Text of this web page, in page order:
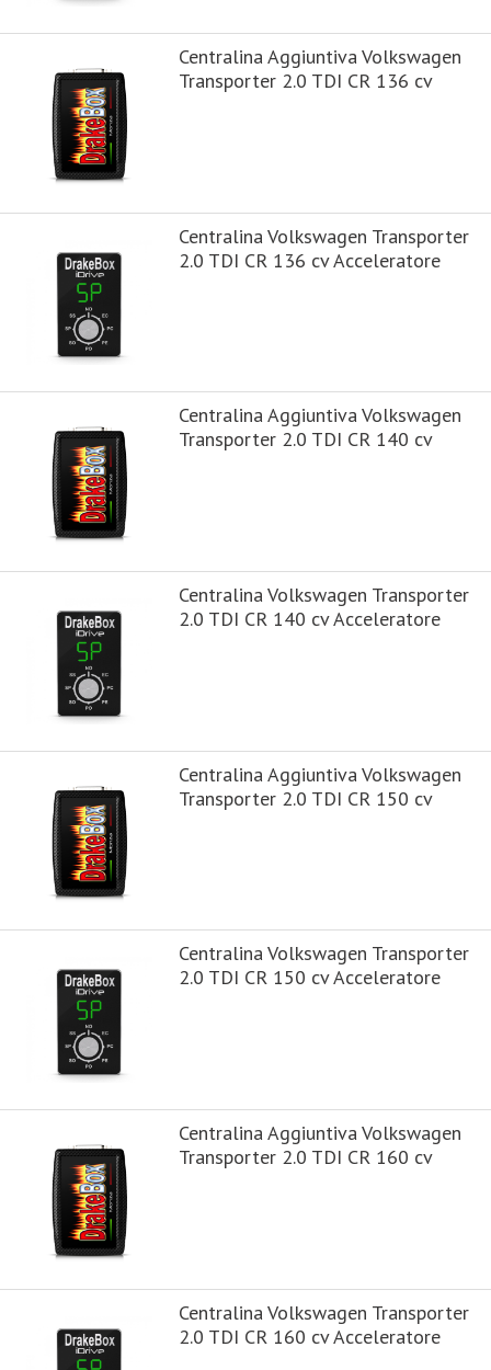
Centralina Aggiuntiva Volkswagen
Transporter 2.0 TDI CR 136 cv
Centralina Volkswagen Transporter
2.0 TDI CR 136 cv Acceleratore
Centralina Aggiuntiva Volkswagen
Transporter 2.0 TDI CR 140 cv
Centralina Volkswagen Transporter
2.0 TDI CR 140 cv Acceleratore
Centralina Aggiuntiva Volkswagen
Transporter 2.0 TDI CR 150 cv
Centralina Volkswagen Transporter
2.0 TDI CR 150 cv Acceleratore
Centralina Aggiuntiva Volkswagen
Transporter 2.0 TDI CR 160 cv
Centralina Volkswagen Transporter
2.0 TDI CR 160 cv Acceleratore